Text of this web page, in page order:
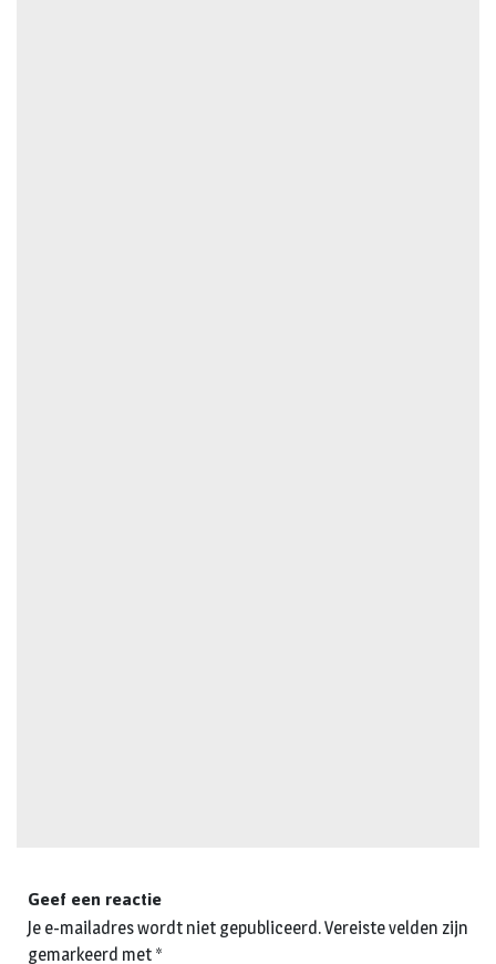
Geef een reactie
Je e-mailadres wordt niet gepubliceerd.Vereiste velden zijn
gemarkeerd met *